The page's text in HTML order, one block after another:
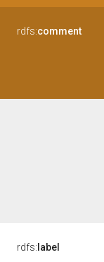
rdfs:comment
rdfs: label